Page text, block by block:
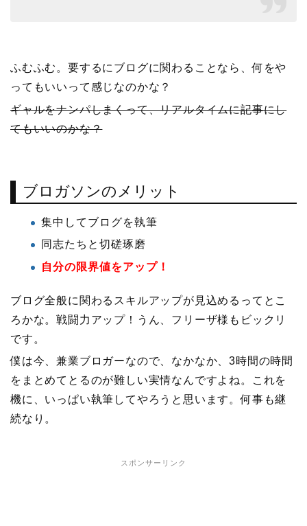
ふむふむ。要するにブログに関わることなら、何をや
ってもいいって感じなのかな？
ギャルをナンパしまくって、リアルタイムに記事にし
てもいいのかな？
ブロガソンのメリット
集中してブログを執筆
同志たちと切磋琢磨
自分の限界値をアップ！
ブログ全般に関わるスキルアップが見込めるってとこ
ろかな。戦闘力アップ！うん、フリーザ様もビックリ
です。
僕は今、兼業ブロガーなので、なかなか、3時間の時間
をまとめてとるのが難しい実情なんですよね。これを
機に、いっぱい執筆してやろうと思います。何事も継
続なり。
スポンサーリンク